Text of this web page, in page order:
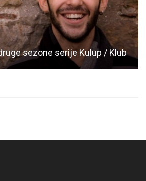
sezone serije Kulup / Klub